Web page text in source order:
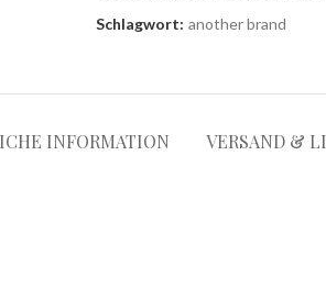
Schlagwort: another brand
INFORMATION VERSAND &